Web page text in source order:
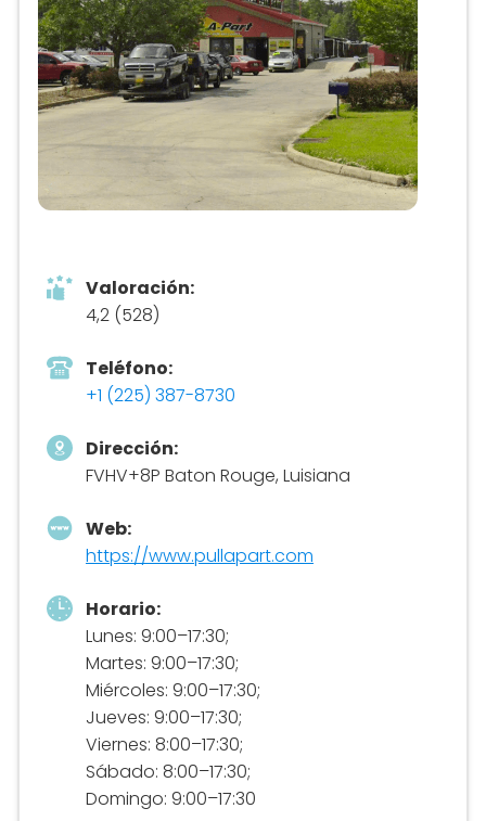
Valoración:
4,2 (528)
Teléfono:
+1 (225) 387-8730
Dirección:
FVHV+8P Baton Rouge, Luisiana
Web:
https://www.pullapart.com
Horario:
Lunes: 9:00–17:30;
Martes: 9:00–17:30;
Miércoles: 9:00–17:30;
Jueves: 9:00–17:30;
Viernes: 8:00–17:30;
Sábado: 8:00–17:30;
Domingo: 9:00–17:30